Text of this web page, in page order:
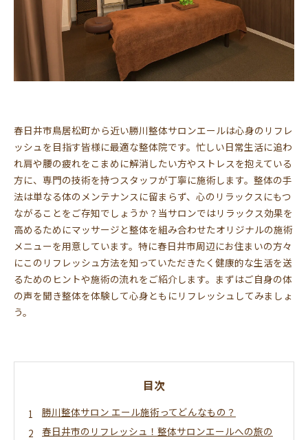
春日井市鳥居松町から近い勝川整体サロンエールは心身のリフレ
ッシュを目指す皆様に最適な整体院です。忙しい日常生活に追わ
れ肩や腰の疲れをこまめに解消したい方やストレスを抱えている
方に、専門の技術を持つスタッフが丁寧に施術します。整体の手
法は単なる体のメンテナンスに留まらず、心のリラックスにもつ
ながることをご存知でしょうか？当サロンではリラックス効果を
高めるためにマッサージと整体を組み合わせたオリジナルの施術
メニューを用意しています。特に春日井市周辺にお住まいの方々
にこのリフレッシュ方法を知っていただきたく健康的な生活を送
るためのヒントや施術の流れをご紹介します。まずはご自身の体
の声を聞き整体を体験して心身ともにリフレッシュしてみましょ
う。
目次
勝川整体サロン エール施術ってどんなもの？
春日井市のリフレッシュ！整体サロンエールへの旅の